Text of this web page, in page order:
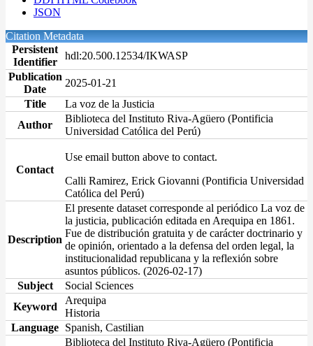
JSON
Citation Metadata
Persistent
Identifier
hdl:20.500.12534/IKWASP
Publication
Date
2025-01-21
Title
La voz de la Justicia
Author
Biblioteca del Instituto Riva-Agüero (Pontificia
Universidad Católica del Perú)
Contact
Use email button above to contact.
Calli Ramirez, Erick Giovanni (Pontificia Universidad
Católica del Perú)
Description
El presente dataset corresponde al periódico La voz de
la justicia, publicación editada en Arequipa en 1861.
Fue de distribución gratuita y de carácter doctrinario y
de opinión, orientado a la defensa del orden legal, la
institucionalidad republicana y la reflexión sobre
asuntos públicos. (2026-02-17)
Subject
Social Sciences
Keyword
Arequipa
Historia
Language Spanish, Castilian
Biblioteca del Instituto Riva-Agüero (Pontificia